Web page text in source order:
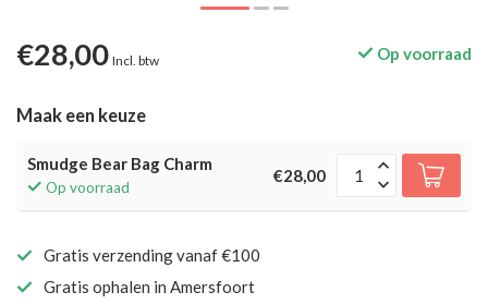
€28,00 Incl. btw Op voorraad
Maak een keuze
Smudge Bear Bag Charm
Op voorraad
€28,00
Gratis verzending vanaf €100
Gratis ophalen in Amersfoort